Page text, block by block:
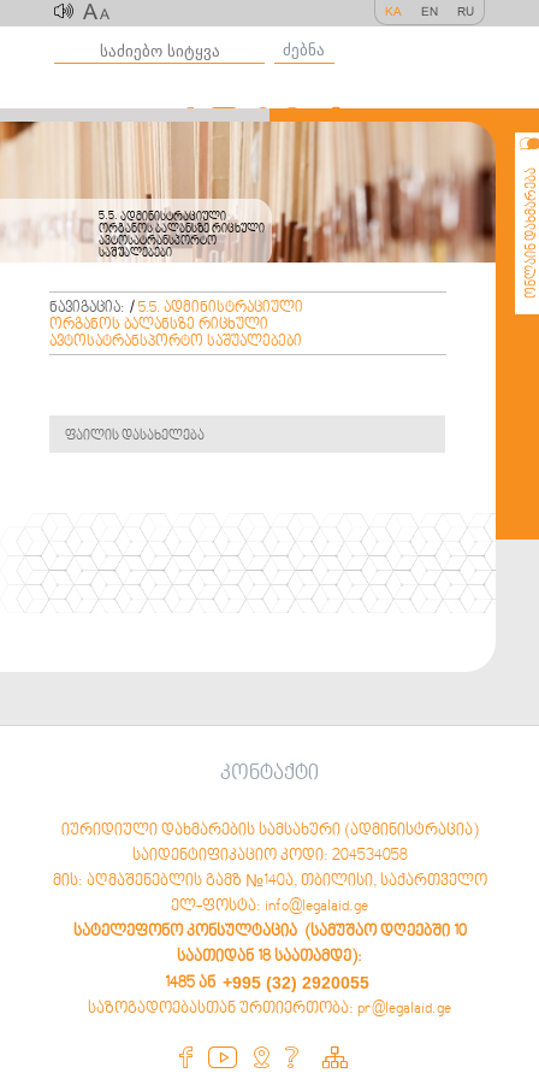
AA KA EN RU
ძებნა
5.5. ადმინისტრაციული
ორგანოს ბალანსზე რიცხული
ავტოსატრანსპორტო
საშუალებები
ონლაინ დახმარება
ნავიგაცია: / 5.5. ადმინისტრაციული
ორგანოს ბალანსზე რიცხული
ავტოსატრანსპორტო საშუალებები
ფაილის დასახელება
კონტაქტი
იურიდიული დახმარების სამსახური (ადმინისტრაცია)
საიდენტიფიკაციო კოდი: 204534058
მის: აღმაშენებლის გამზ №140ა, თბილისი, საქართველო
ელ-ფოსტა: info@legalaid.ge
სატელეფონო კონსულტაცია (სამუშაო დღეებში 10
საათიდან 18 საათამდე):
1485 ან +995 (32) 2920055
საზოგადოებასთან ურთიერთობა: pr@legalaid.ge